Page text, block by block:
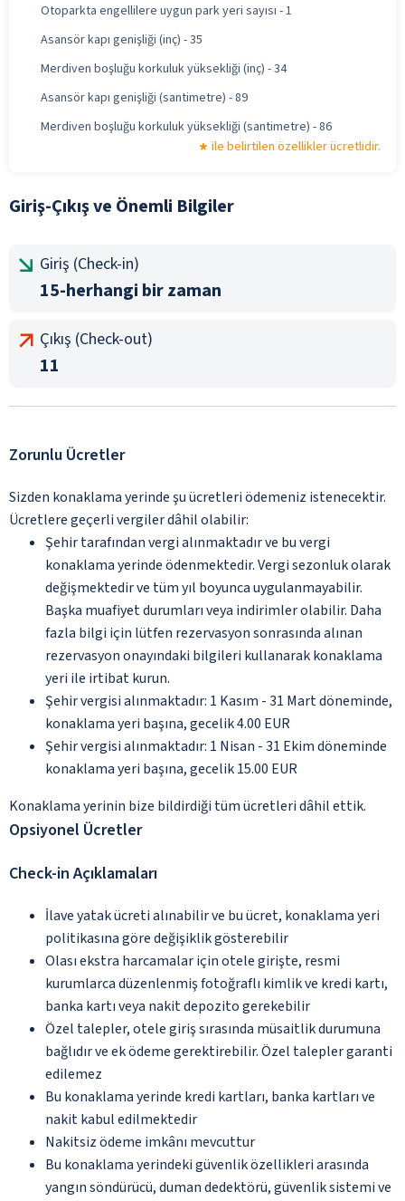
Otoparkta engellilere uygun park yeri sayısı - 1
Asansör kapı genişliği (inç) - 35
Merdiven boşluğu korkuluk yüksekliği (inç) - 34
Asansör kapı genişliği (santimetre) - 89
Merdiven boşluğu korkuluk yüksekliği (santimetre) - 86
ile belirtilen özellikler ücretlidir.
Giriş-Çıkış ve Önemli Bilgiler
Giriş (Check-in)
15-herhangi bir zaman
Çıkış (Check-out)
11
Zorunlu Ücretler
Sizden konaklama yerinde şu ücretleri ödemeniz istenecektir.
Ücretlere geçerli vergiler dâhil olabilir:
Şehir tarafından vergi alınmaktadır ve bu vergi
konaklama yerinde ödenmektedir. Vergi sezonluk olarak
değişmektedir ve tüm yıl boyunca uygulanmayabilir.
Başka muafiyet durumları veya indirimler olabilir. Daha
fazla bilgi için lütfen rezervasyon sonrasında alınan
rezervasyon onayındaki bilgileri kullanarak konaklama
yeri ile irtibat kurun.
Şehir vergisi alınmaktadır: 1 Kasım - 31 Mart döneminde,
konaklama yeri başına, gecelik 4.00 EUR
Şehir vergisi alınmaktadır: 1 Nisan - 31 Ekim döneminde
konaklama yeri başına, gecelik 15.00 EUR
Konaklama yerinin bize bildirdiği tüm ücretleri dâhil ettik.
Opsiyonel Ücretler
Check-in Açıklamaları
İlave yatak ücreti alınabilir ve bu ücret, konaklama yeri
politikasına göre değişiklik gösterebilir
Olası ekstra harcamalar için otele girişte, resmi
kurumlarca düzenlenmiş fotoğraflı kimlik ve kredi kartı,
banka kartı veya nakit depozito gerekebilir
Özel talepler, otele giriş sırasında müsaitlik durumuna
bağlıdır ve ek ödeme gerektirebilir. Özel talepler garanti
edilemez
Bu konaklama yerinde kredi kartları, banka kartları ve
nakit kabul edilmektedir
Nakitsiz ödeme imkânı mevcuttur
Bu konaklama yerindeki güvenlik özellikleri arasında
yangın söndürücü, duman dedektörü, güvenlik sistemi ve